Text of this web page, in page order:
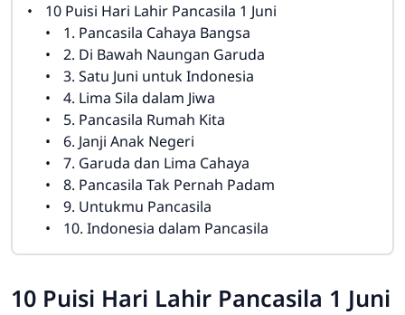
10 Puisi Hari Lahir Pancasila 1 Juni
1. Pancasila Cahaya Bangsa
2. Di Bawah Naungan Garuda
3. Satu Juni untuk Indonesia
4. Lima Sila dalam Jiwa
5. Pancasila Rumah Kita
6. Janji Anak Negeri
7. Garuda dan Lima Cahaya
8. Pancasila Tak Pernah Padam
9. Untukmu Pancasila
10. Indonesia dalam Pancasila
10 Puisi Hari Lahir Pancasila 1 Juni